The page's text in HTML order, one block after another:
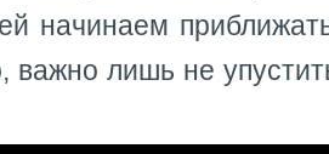
начинаем
важно лишь не